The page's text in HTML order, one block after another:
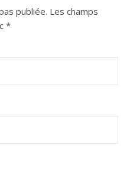
publiée. Les champs
*